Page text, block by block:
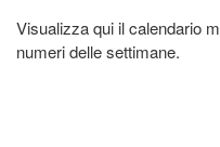
Visualizza qui il calendario
numeri delle settimane.